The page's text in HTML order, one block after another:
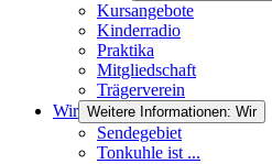
Kursangebote
Kinderradio
Praktika
Mitgliedschaft
Trägerverein
Wir Weitere Informationen: Wir
Sendegebiet
Tonkuhle ist ...